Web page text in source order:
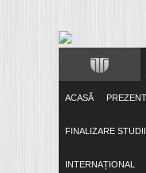
ACASĂ
FINALIZARE STUDII
INTERNAȚIONAL